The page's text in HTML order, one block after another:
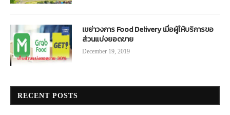
เขย่าวงการ Food Delivery เมื่อผู้ให้บริการขอ
ส่วนแบ่งยอดขาย
December 19, 2019
RECENT POSTS